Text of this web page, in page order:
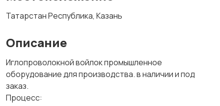
Татарстан Республика, Казань
Описание
Иглопроволокной войлок промышленное
оборудование для производства. в наличии и под
заказ.
Процесс: